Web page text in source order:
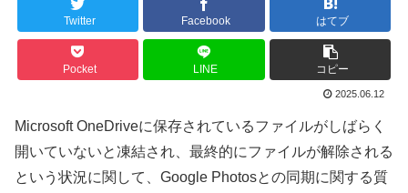
Twitter Facebook はてブ
Pocket LINE コピー
2025.06.12
Microsoft OneDriveに保存されているファイルがしばらく
開いていないと凍結され、最終的にファイルが解除される
という状況に関して、Google Photosとの同期に関する質